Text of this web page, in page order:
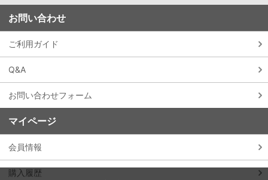
お問い合わせ
ご利用ガイド
Q&A
お問い合わせフォーム
マイページ
会員情報
購入履歴